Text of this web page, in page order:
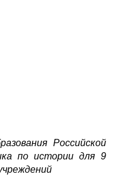
Российской
по истории для 9